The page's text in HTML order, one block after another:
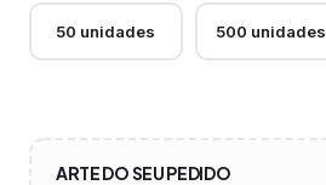
50 unidades 500 unidades
ARTE DO SEU PEDIDO